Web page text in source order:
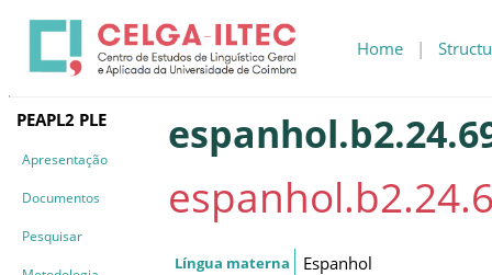
Home |
PEAPL2 PLE
Apresentação
Documentos
Pesquisar
Língua materna Espanhol